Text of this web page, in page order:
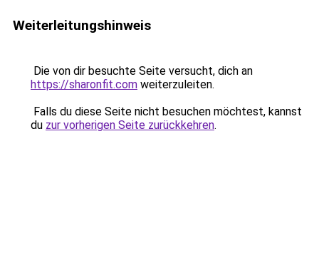
Weiterleitungshinweis
Die von dir besuchte Seite versucht, dich an
https://sharonfit.com weiterzuleiten.
Falls du diese Seite nicht besuchen möchtest, kannst
du zur vorherigen Seite zurückkehren.